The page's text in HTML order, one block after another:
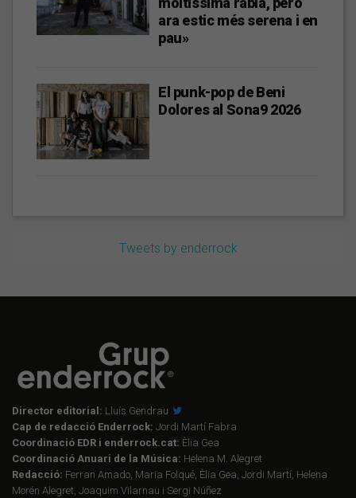
ara estic més serena i en
pau»
El punk-pop de Beni
Dolores al Sona9 2026
Tweets by enderrock
Director editorial: Lluís Gendrau
Cap de redacció Enderrock: Jordi Martí Fabra
Coordinació EDR i enderrock.cat: Èlia Gea
Coordinació Anuari de la Música: Helena M. Alegret
Redacció: Ferran Amado, Maria Folqué, Èlia Gea, Jordi Martí, Helena
Morén Alegret, Joaquim Vilarnau i Sergi Núñez